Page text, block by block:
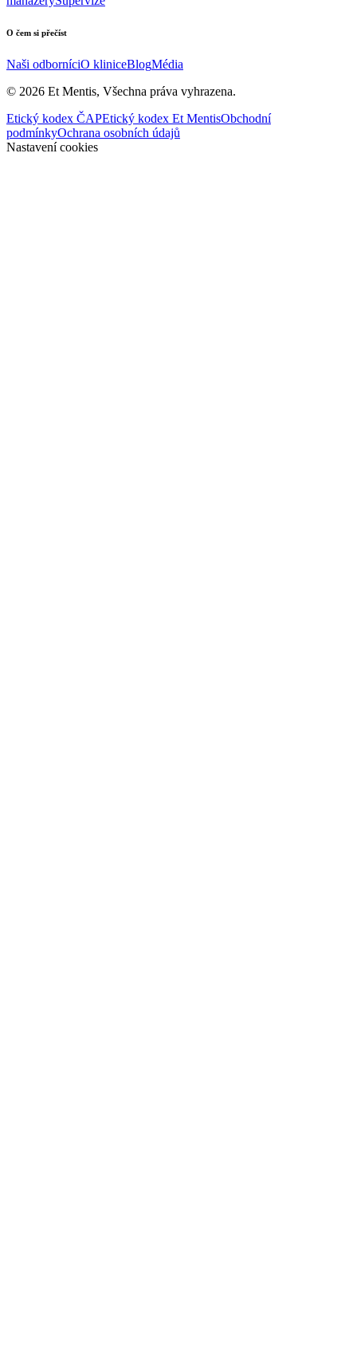
O čem si přečíst
Naši odborníciO kliniceBlogMédia
© 2026 Et Mentis, Všechna práva vyhrazena.
Etický kodex ČAPEtický kodex Et MentisObchodní
podmínkyOchrana osobních údajů
Nastavení cookies